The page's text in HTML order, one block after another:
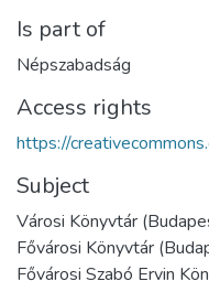
Is part of
Népszabadság
Access rights
https://
Subject
Városi Könyvtár
Fővárosi Könyvtár
Fővárosi Szabó Ervin